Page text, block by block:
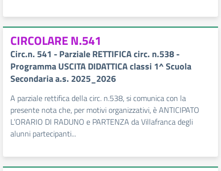
CIRCOLARE N.541
Circ.n. 541 - Parziale RETTIFICA circ. n.538 -
Programma USCITA DIDATTICA classi 1^ Scuola
Secondaria a.s. 2025_2026
A parziale rettifica della circ. n.538, si comunica con la
presente nota che, per motivi organizzativi, è ANTICIPATO
L’ORARIO DI RADUNO e PARTENZA da Villafranca degli
alunni partecipanti...